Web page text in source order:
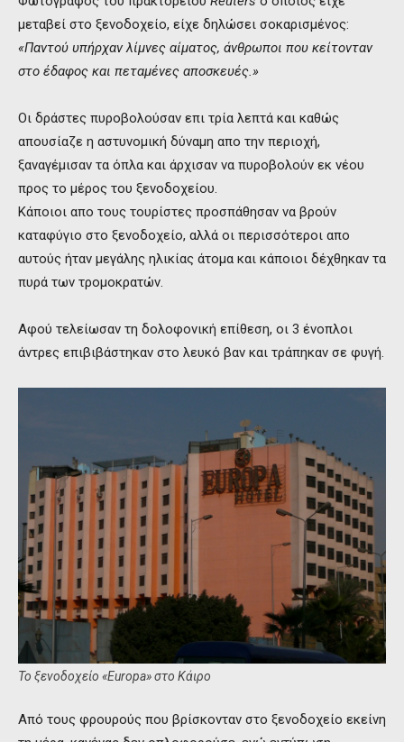
μεταβεί στο ξενοδοχείο, είχε δηλώσει σοκαρισμένος:
«Παντού υπήρχαν λίμνες αίματος, άνθρωποι που κείτονταν
στο έδαφος και πεταμένες αποσκευές.»
Οι δράστες πυροβολούσαν επι τρία λεπτά και καθώς
απουσίαζε η αστυνομική δύναμη απο την περιοχή,
ξαναγέμισαν τα όπλα και άρχισαν να πυροβολούν εκ νέου
προς το μέρος του ξενοδοχείου.
Κάποιοι απο τους τουρίστες προσπάθησαν να βρούν
καταφύγιο στο ξενοδοχείο, αλλά οι περισσότεροι απο
αυτούς ήταν μεγάλης ηλικίας άτομα και κάποιοι δέχθηκαν τα
πυρά των τρομοκρατών.
Αφού τελείωσαν τη δολοφονική επίθεση, οι 3 ένοπλοι
άντρες επιβιβάστηκαν στο λευκό βαν και τράπηκαν σε φυγή.
Το ξενοδοχείο «Europa» στο Κάιρο
Από τους φρουρούς που βρίσκονταν στο ξενοδοχείο εκείνη